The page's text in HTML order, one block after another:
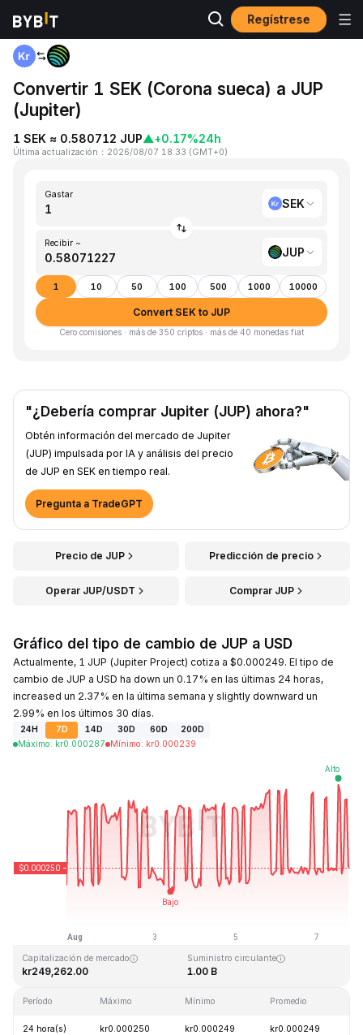
Regístrese
Inicio SEK to JUP
Convertir 1 SEK (Corona sueca) a JUP
(Jupiter)
1 SEK ≈ 0.580712 JUP▲+0.17%24h
Última actualización ： 2026/08/07 18:33 (GMT+0)
Gastar
SEK
Recibir ~
JUP
1 10 50 100 500 1000 10000
Convert SEK to JUP
Cero comisiones · más de 350 criptos · más de 40 monedas fiat
"¿Debería comprar Jupiter (JUP) ahora?"
Obtén información del mercado de Jupiter
(JUP) impulsada por IA y análisis del precio
de JUP en SEK en tiempo real.
Pregunta a TradeGPT
Precio de JUP Predicción de precio
Operar JUP/USDT Comprar JUP
Gráfico del tipo de cambio de JUP a USD
Actualmente, 1 JUP (Jupiter Project) cotiza a $0.000249. El tipo de
cambio de JUP a USD ha down un 0.17% en las últimas 24 horas,
increased un 2.37% en la última semana y slightly downward un
2.99% en los últimos 30 días.
24H 7D 14D 30D 60D
200D
Máximo: kr0.000287 Mínimo: kr0.000239
Última actualización: 2026-08-07, 18:33 GMT+0
kr0.128999 kr0.000004
Capitalización de mercado
kr249,262.00
Suministro circulante
1.00 B
Período Máximo Mínimo Promedio
24 hora(s) kr0.000250 kr0.000249 kr0.000249